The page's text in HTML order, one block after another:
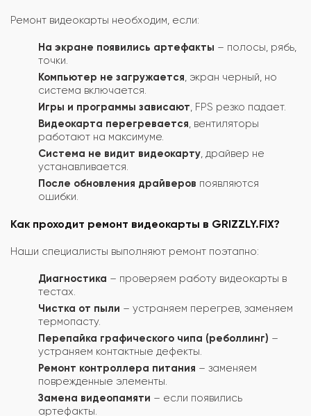
Ремонт видеокарты необходим, если:
На экране появились артефакты – полосы, рябь,
точки.
Компьютер не загружается , экран черный, но
система включается.
Игры и программы зависают , FPS резко падает.
Видеокарта перегревается , вентиляторы
работают на максимуме.
Система не видит видеокарту , драйвер не
устанавливается.
После обновления драйверов появляются
ошибки.
Как проходит ремонт видеокарты в GRIZZLY.FIX?
Наши специалисты выполняют ремонт поэтапно:
Диагностика – проверяем работу видеокарты в
тестах.
Чистка от пыли – устраняем перегрев, заменяем
термопасту.
Перепайка графического чипа (реболлинг) –
устраняем контактные дефекты.
Ремонт контроллера питания – заменяем
поврежденные элементы.
Замена видеопамяти – если появились
артефакты.